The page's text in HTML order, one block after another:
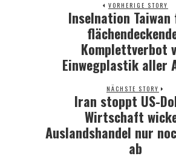
VORHERIGE STORY
Previous
post:
Inselnation
Komplettverbot
Einwegplastik aller
NÄCHSTE STORY
Next
post:
Iran stoppt US-
Wirtschaft
Auslandshandel nur
ab